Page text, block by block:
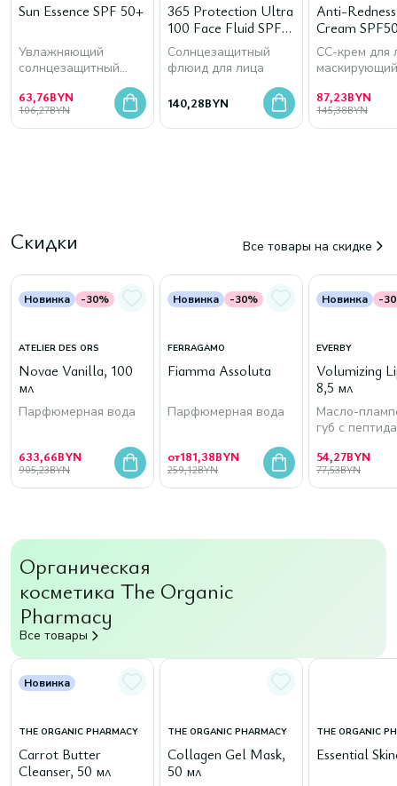
Sun Essence SPF 50+
Увлажняющий
солнцезащитный
63,76BYN
106,27BYN
365 Protection Ultra
100 Face Fluid SPF
50+
Солнцезащитный
флюид для лица
140,28BYN
Anti-
Cream
СС-крем для
маскирующий
87,23BYN
145,38BYN
Скидки Все товары на скидке
Новинка -30%
ATELIER DES ORS
Novae Vanilla, 100
мл
Парфюмерная вода
633,66BYN
905,23BYN
Новинка -30%
FERRAGAMO
Fiamma Assoluta
Парфюмерная вода
от181,38BYN
259,12BYN
Новинка -
EVERBY
Volumizing
8,5 мл
Масло-
губ с
54,27BYN
77,53BYN
Органическая
косметика The Organic
Pharmacy
Все товары
Новинка
THE ORGANIC PHARMACY
Carrot Butter
Cleanser, 50 мл
THE ORGANIC PHARMACY
Collagen Gel Mask,
50 мл
THE ORGANIC
Essential